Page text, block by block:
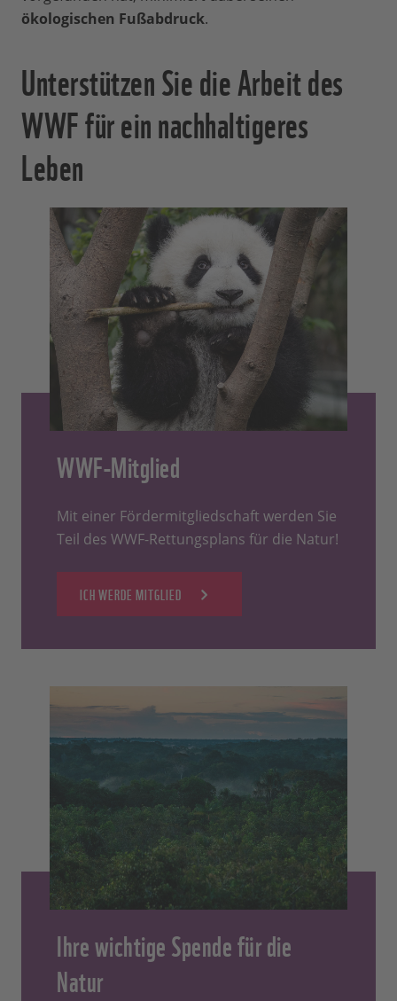
ökologischen Fußabdruck.
Unterstützen Sie die Arbeit des
WWF für ein nachhaltigeres
Leben
WWF-Mitglied
Mit einer Fördermitgliedschaft werden Sie
Teil des WWF-Rettungsplans für die Natur!
ICH WERDE MITGLIED
Ihre wichtige Spende für die
Natur